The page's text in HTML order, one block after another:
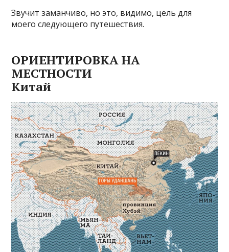
Звучит заманчиво, но это, видимо, цель для
моего следующего путешествия.
ОРИЕНТИРОВКА НА
МЕСТНОСТИ
Китай